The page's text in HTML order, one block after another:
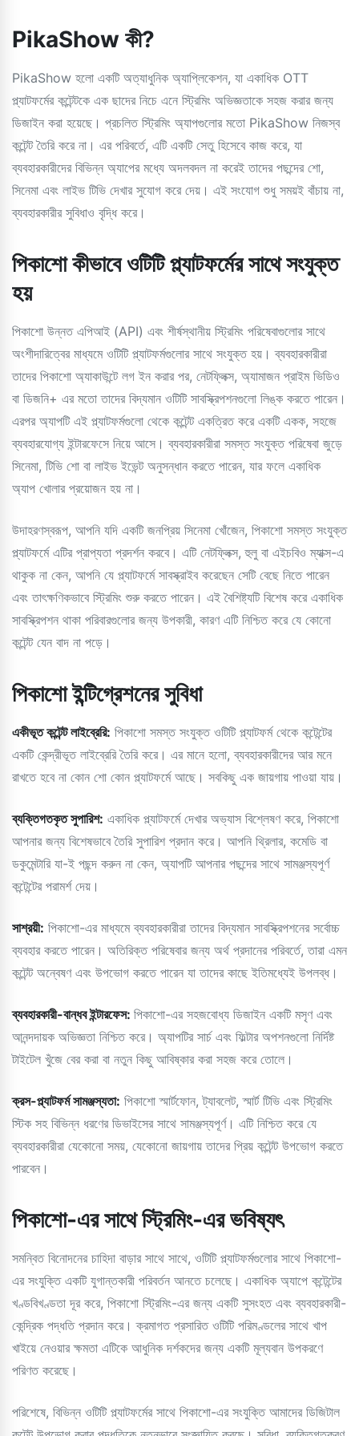
PikaShow কী?
PikaShow হলো একটি অত্যাধুনিক অ্যাপ্লিকেশন, যা একাধিক OTT
প্ল্যাটফর্মের কন্টেন্টকে এক ছাদের নিচে এনে স্ট্রিমিং অভিজ্ঞতাকে সহজ করার জন্য
ডিজাইন করা হয়েছে। প্রচলিত স্ট্রিমিং অ্যাপগুলোর মতো PikaShow নিজস্ব
কন্টেন্ট তৈরি করে না। এর পরিবর্তে, এটি একটি সেতু হিসেবে কাজ করে, যা
ব্যবহারকারীদের বিভিন্ন অ্যাপের মধ্যে অদলবদল না করেই তাদের পছন্দের শো,
সিনেমা এবং লাইভ টিভি দেখার সুযোগ করে দেয়। এই সংযোগ শুধু সময়ই বাঁচায় না,
ব্যবহারকারীর সুবিধাও বৃদ্ধি করে।
পিকাশো কীভাবে ওটিটি প্ল্যাটফর্মের সাথে সংযুক্ত
হয়
পিকাশো উন্নত এপিআই (API) এবং শীর্ষস্থানীয় স্ট্রিমিং পরিষেবাগুলোর সাথে
অংশীদারিত্বের মাধ্যমে ওটিটি প্ল্যাটফর্মগুলোর সাথে সংযুক্ত হয়। ব্যবহারকারীরা
তাদের পিকাশো অ্যাকাউন্টে লগ ইন করার পর, নেটফ্লিক্স, অ্যামাজন প্রাইম ভিডিও
বা ডিজনি+ এর মতো তাদের বিদ্যমান ওটিটি সাবস্ক্রিপশনগুলো লিঙ্ক করতে পারেন।
এরপর অ্যাপটি এই প্ল্যাটফর্মগুলো থেকে কন্টেন্ট একত্রিত করে একটি একক, সহজে
ব্যবহারযোগ্য ইন্টারফেসে নিয়ে আসে। ব্যবহারকারীরা সমস্ত সংযুক্ত পরিষেবা জুড়ে
সিনেমা, টিভি শো বা লাইভ ইভেন্ট অনুসন্ধান করতে পারেন, যার ফলে একাধিক
অ্যাপ খোলার প্রয়োজন হয় না।
উদাহরণস্বরূপ, আপনি যদি একটি জনপ্রিয় সিনেমা খোঁজেন, পিকাশো সমস্ত সংযুক্ত
প্ল্যাটফর্মে এটির প্রাপ্যতা প্রদর্শন করবে। এটি নেটফ্লিক্স, হুলু বা এইচবিও ম্যাক্স-এ
থাকুক না কেন, আপনি যে প্ল্যাটফর্মে সাবস্ক্রাইব করেছেন সেটি বেছে নিতে পারেন
এবং তাৎক্ষণিকভাবে স্ট্রিমিং শুরু করতে পারেন। এই বৈশিষ্ট্যটি বিশেষ করে একাধিক
সাবস্ক্রিপশন থাকা পরিবারগুলোর জন্য উপকারী, কারণ এটি নিশ্চিত করে যে কোনো
কন্টেন্ট যেন বাদ না পড়ে।
পিকাশো ইন্টিগ্রেশনের সুবিধা
একীভূত কন্টেন্ট লাইব্রেরি: পিকাশো সমস্ত সংযুক্ত ওটিটি প্ল্যাটফর্ম থেকে কন্টেন্টের
একটি কেন্দ্রীভূত লাইব্রেরি তৈরি করে। এর মানে হলো, ব্যবহারকারীদের আর মনে
রাখতে হবে না কোন শো কোন প্ল্যাটফর্মে আছে। সবকিছু এক জায়গায় পাওয়া যায়।
ব্যক্তিগতকৃত সুপারিশ: একাধিক প্ল্যাটফর্মে দেখার অভ্যাস বিশ্লেষণ করে, পিকাশো
আপনার জন্য বিশেষভাবে তৈরি সুপারিশ প্রদান করে। আপনি থ্রিলার, কমেডি বা
ডকুমেন্টারি যা-ই পছন্দ করুন না কেন, অ্যাপটি আপনার পছন্দের সাথে সামঞ্জস্যপূর্ণ
কন্টেন্টের পরামর্শ দেয়।
সাশ্রয়ী: পিকাশো-এর মাধ্যমে ব্যবহারকারীরা তাদের বিদ্যমান সাবস্ক্রিপশনের সর্বোচ্চ
ব্যবহার করতে পারেন। অতিরিক্ত পরিষেবার জন্য অর্থ প্রদানের পরিবর্তে, তারা এমন
কন্টেন্ট অন্বেষণ এবং উপভোগ করতে পারেন যা তাদের কাছে ইতিমধ্যেই উপলব্ধ।
ব্যবহারকারী-বান্ধব ইন্টারফেস: পিকাশো-এর সহজবোধ্য ডিজাইন একটি মসৃণ এবং
আনন্দদায়ক অভিজ্ঞতা নিশ্চিত করে। অ্যাপটির সার্চ এবং ফিল্টার অপশনগুলো নির্দিষ্ট
টাইটেল খুঁজে বের করা বা নতুন কিছু আবিষ্কার করা সহজ করে তোলে।
ক্রস-প্ল্যাটফর্ম সামঞ্জস্যতা: পিকাশো স্মার্টফোন, ট্যাবলেট, স্মার্ট টিভি এবং স্ট্রিমিং
স্টিক সহ বিভিন্ন ধরণের ডিভাইসের সাথে সামঞ্জস্যপূর্ণ। এটি নিশ্চিত করে যে
ব্যবহারকারীরা যেকোনো সময়, যেকোনো জায়গায় তাদের প্রিয় কন্টেন্ট উপভোগ করতে
পারবেন।
পিকাশো-এর সাথে স্ট্রিমিং-এর ভবিষ্যৎ
সমন্বিত বিনোদনের চাহিদা বাড়ার সাথে সাথে, ওটিটি প্ল্যাটফর্মগুলোর সাথে পিকাশো-
এর সংযুক্তি একটি যুগান্তকারী পরিবর্তন আনতে চলেছে। একাধিক অ্যাপে কন্টেন্টের
খণ্ডবিখণ্ডতা দূর করে, পিকাশো স্ট্রিমিং-এর জন্য একটি সুসংহত এবং ব্যবহারকারী-
কেন্দ্রিক পদ্ধতি প্রদান করে। ক্রমাগত প্রসারিত ওটিটি পরিমণ্ডলের সাথে খাপ
খাইয়ে নেওয়ার ক্ষমতা এটিকে আধুনিক দর্শকদের জন্য একটি মূল্যবান উপকরণে
পরিণত করেছে।
পরিশেষে, বিভিন্ন ওটিটি প্ল্যাটফর্মের সাথে পিকাশো-এর সংযুক্তি আমাদের ডিজিটাল